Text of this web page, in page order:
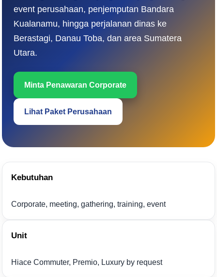
event perusahaan, penjemputan Bandara
Kualanamu, hingga perjalanan dinas ke
Berastagi, Danau Toba, dan area Sumatera
Utara.
Minta Penawaran Corporate
Lihat Paket Perusahaan
Kebutuhan
Corporate, meeting, gathering, training, event
Unit
Hiace Commuter, Premio, Luxury by request